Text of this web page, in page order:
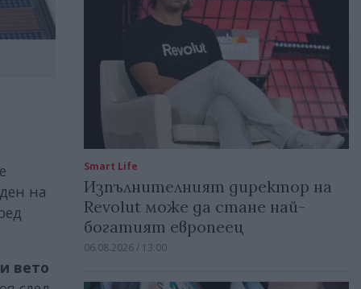
на
вето
Smart Life
Изпълнителният директор на
Revolut може да стане най-
богатият европеец
06.08.2026 / 13:00